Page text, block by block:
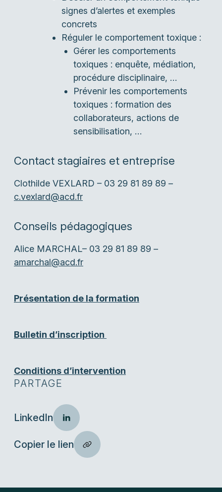
PARTAGE
LinkedIn
Copier le lien
signes d’alertes et exemples
concrets
Réguler le comportement toxique :
Gérer les comportements
toxiques : enquête, médiation,
procédure disciplinaire, …
Prévenir les comportements
toxiques : formation des
collaborateurs, actions de
sensibilisation, …
Contact stagiaires et entreprise
Clothilde VEXLARD – 03 29 81 89 89 –
c.vexlard@acd.fr
Conseils pédagogiques
Alice MARCHAL– 03 29 81 89 89 –
amarchal@acd.fr
Présentation de la formation
Bulletin d’inscription
Conditions d’intervention